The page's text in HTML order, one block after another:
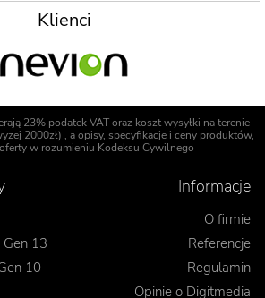
Klienci
23% podatek VAT oraz koszt wysyłki na terenie
2000zł) , a opisy, specyfikacje i ceny produktów,
w rozumieniu Kodeksu Cywilnego
13
10
Informacje
O firmie
Referencje
Regulamin
Opinie o Digitmedia